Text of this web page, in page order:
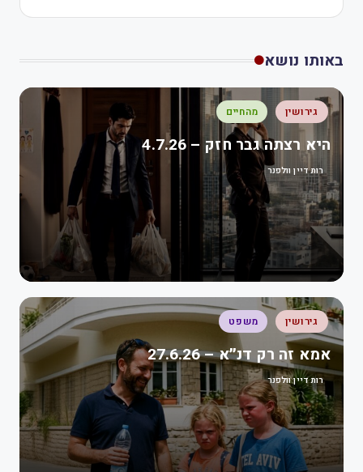
באותו נושא
גירושין מהחיים
היא רצתה גבר חזק – 4.7.26
רות דיין וולפנר
גירושין משפט
אמא זה רק דנ״א – 27.6.26
רות דיין וולפנר